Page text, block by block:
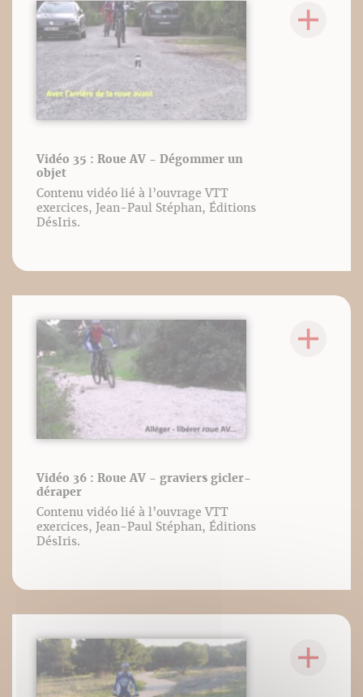
Vidéo 35 : Roue AV - Dégommer un
objet
Contenu vidéo lié à l’ouvrage VTT
exercices, Jean-Paul Stéphan, Éditions
DésIris.
Vidéo 36 : Roue AV - graviers gicler-
déraper
Contenu vidéo lié à l’ouvrage VTT
exercices, Jean-Paul Stéphan, Éditions
DésIris.